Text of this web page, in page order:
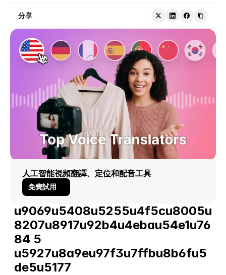
分享
人工智能視頻翻譯、定位和配音工具
免費試用
u9069u5408u5255u4f5cu8005u
8207u8917u92b4u4ebau54e1u76
84 5
u5927u8a9eu97f3u7ffbu8b6fu5
de5u5177